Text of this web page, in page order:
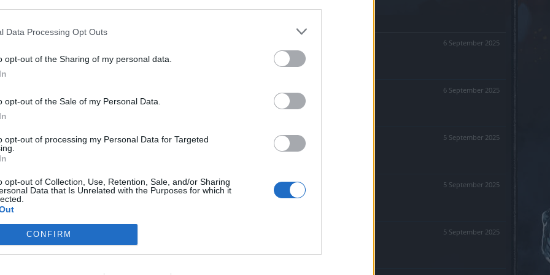
Data Processing Opt Outs
opt-out of the Sharing of my personal data.
opt-out of the Sale of my Personal Data.
opt-out of processing my Personal Data for Targeted
opt-out of Collection, Use, Retention, Sale, and/or Sharing
Data that Is Unrelated with the Purposes for which it
CONFIRM
(05.09.2025)
6 September 2025
6 September 2025
5 September 2025
5 September 2025
5 September 2025